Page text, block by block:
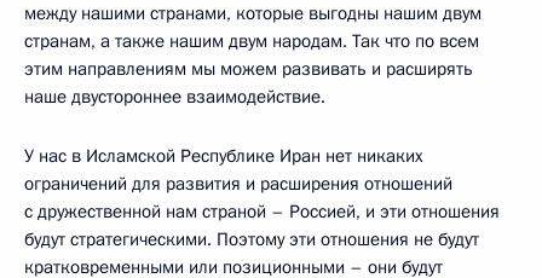
между нашими странами, которые выгодны нашим двум
странам, а также нашим двум народам. Так что по всем
этим направлениям мы можем развивать и расширять
наше двустороннее взаимодействие.
У нас в Исламской Республике Иран нет никаких
ограничений для развития и расширения отношений
с дружественной нам страной – Россией, и эти отношения
будут стратегическими. Поэтому эти отношения не будут
кратковременными или позиционными – они будут